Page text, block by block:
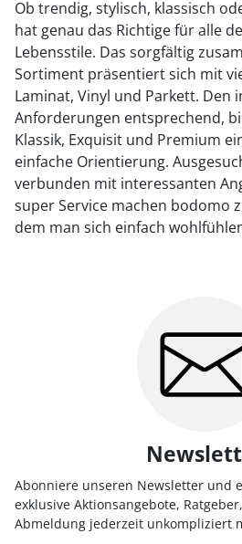
6
7
Ob trendig, stylisch, klassisch
hat genau das Richtige für alle
Lebensstile. Das sorgfältig
Sortiment präsentiert sich mit
Laminat, Vinyl und Parkett. Den
Anforderungen entsprechend,
Klassik, Exquisit und Premium
einfache Orientierung.
verbunden mit interessanten
super Service machen bodomo
dem man sich einfach
Abonniere unseren Newsletter und
exklusive Aktionsangebote,
Abmeldung jederzeit unkompliziert